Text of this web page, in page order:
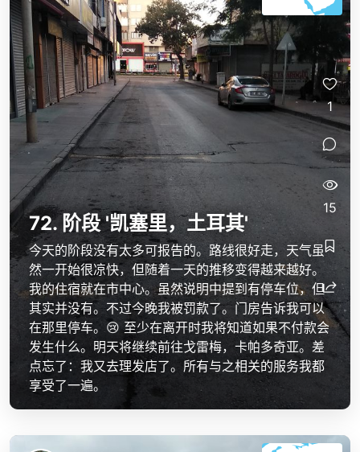
72. 阶段 '凯塞里，土耳其'
今天的阶段没有太多可报告的。路线很好走，天气虽
然一开始很凉快，但随着一天的推移变得越来越好。
我的住宿就在市中心。虽然说明中提到有停车位，但
其实并没有。不过今晚我被罚款了。门房告诉我可以
在那里停车。😢 至少在离开时我将知道如果不付款会
发生什么。明天将继续前往戈雷梅，卡帕多奇亚。差
点忘了：我又去理发店了。所有与之相关的服务我都
享受了一遍。
1
15